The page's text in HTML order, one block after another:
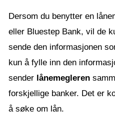
Dersom du benytter en
eller Bluestep Bank, vil de
sende den informasjonen
kun å fylle inn den
sender lånemegleren
forskjellige banker. Det er
å søke om lån.